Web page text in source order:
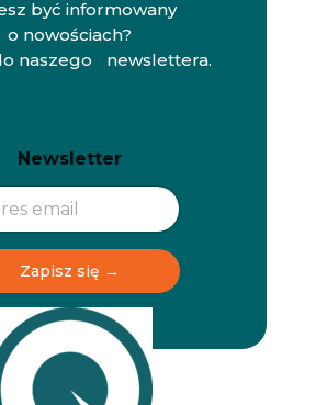
być informowany
o nowościach?
naszego newslettera.
e
w
s
e
t
t
e
N
w
e
w
s
e
t
t
e
Newsletter
Zapisz się →